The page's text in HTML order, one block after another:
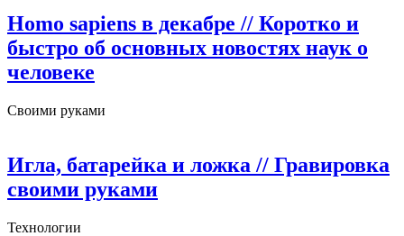
Homo sapiens в декабре // Коротко и
быстро об основных новостях наук о
человеке
Своими руками
Игла, батарейка и ложка // Гравировка
своими руками
Технологии